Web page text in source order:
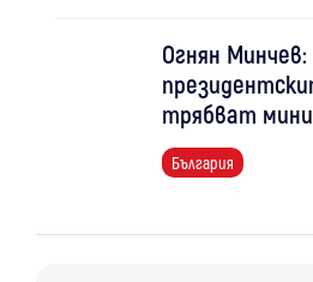
Огнян
трябват
България